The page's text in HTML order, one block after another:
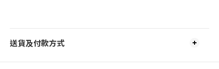
送貨及付款方式